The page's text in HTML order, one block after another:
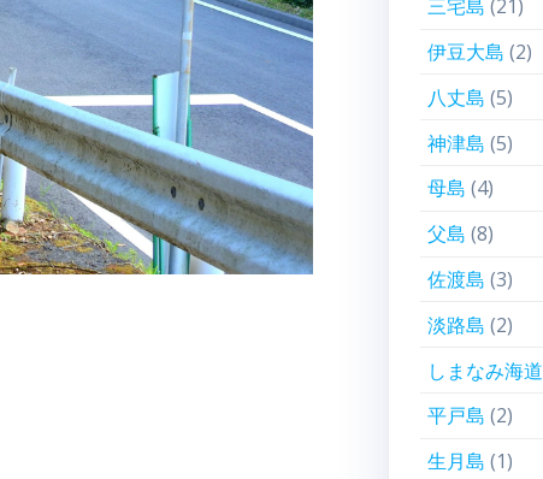
三宅島 (21)
伊豆大島 (2)
八丈島 (5)
神津島 (5)
母島 (4)
父島 (8)
佐渡島 (3)
淡路島 (2)
しまなみ海道
平戸島 (2)
生月島 (1)